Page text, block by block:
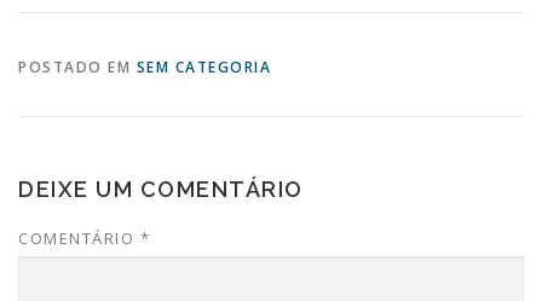
POSTADO EM SEM CATEGORIA
DEIXE UM COMENTÁRIO
COMENTÁRIO *